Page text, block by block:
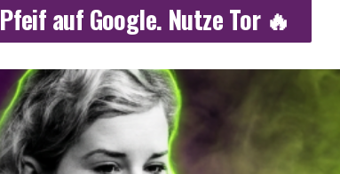
Pfeif auf Google. Nutze Tor 🔥